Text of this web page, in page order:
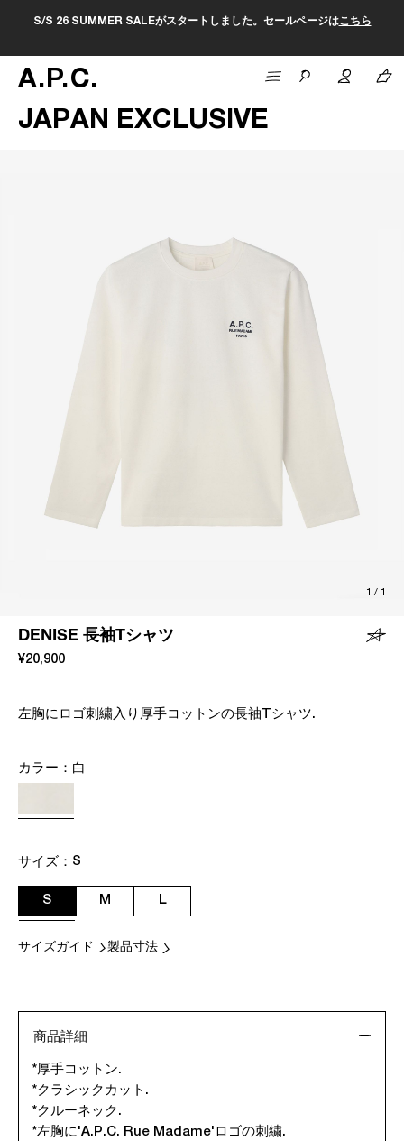
S/S 26 SUMMER SALEがスタートしました。セールページはこちら
A.P.C.
JAPAN EXCLUSIVE
1 / 1
DENISE 長袖Tシャツ
¥20,900
左胸にロゴ刺繍入り厚手コットンの長袖Tシャツ.
カラー： 白
サイズ： S
S M L
サイズガイド 製品寸法
商品詳細
*厚手コットン.
*クラシックカット.
*クルーネック.
*左胸に'A.P.C. Rue Madame'ロゴの刺繍.